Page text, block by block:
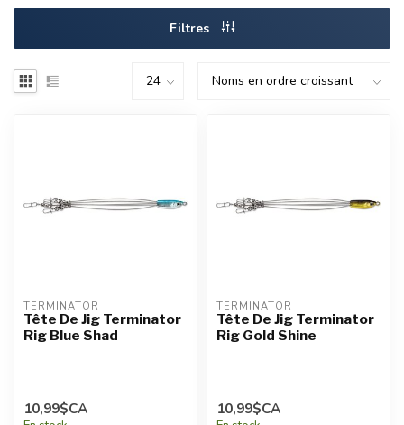
Filtres
TERMINATOR
Tête De Jig Terminator
Rig Blue Shad
10,99$CA
TERMINATOR
Tête De Jig Terminator
Rig Gold Shine
10,99$CA